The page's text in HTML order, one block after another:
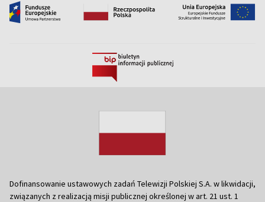
Dofinansowanie ustawowych zadań Telewizji Polskiej S.A. w likwidacji,
związanych z realizacją misji publicznej określonej w art. 21 ust. 1